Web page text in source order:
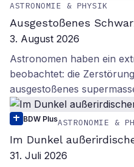
ASTRONOMIE & PHYSIK
Ausgestoßenes
3. August 2026
Astronomen haben ein
beobachtet: die
ausgestoßenes
BDW PlusASTRONOMIE &
Im Dunkel
31. Juli 2026